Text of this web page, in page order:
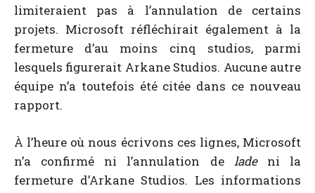
limiteraient pas à l’annulation de certains
projets. Microsoft réfléchirait également à la
fermeture d’au moins cinq studios, parmi
lesquels figurerait Arkane Studios. Aucune autre
équipe n’a toutefois été citée dans ce nouveau
rapport.
À l’heure où nous écrivons ces lignes, Microsoft
n’a confirmé ni l’annulation de ladeni la
fermeture d’Arkane Studios. Les informations